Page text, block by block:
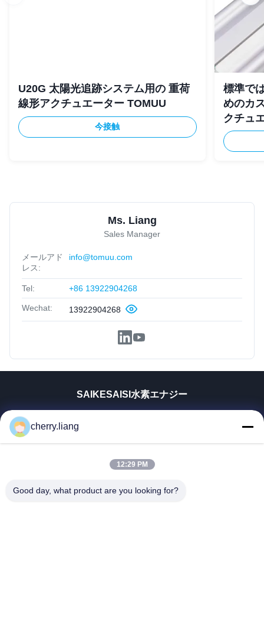
U20G 太陽光追跡システム用の 重荷
線形アクチュエーター TOMUU
今接触
標準で
めのカ
クチュ
Ms. Liang
Sales Manager
メールアド
レス:
info@tomuu.com
Tel: +86 13922904268
Wechat: 13922904268
SAIKESAISI水素エナジー
企業情報
ニュース
cherry.liang
12:29 PM
Good day, what product are you looking for?